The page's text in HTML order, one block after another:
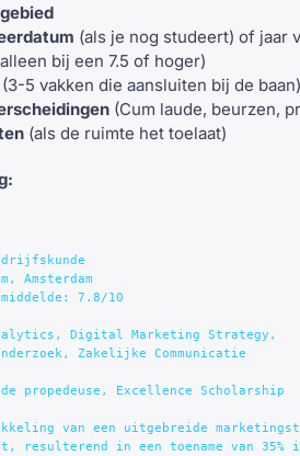
(als je nog studeert) of jaar
bij een 7.5 of hoger)
(3-5 vakken die aansluiten bij de baan)
(Cum laude, beurzen,
(als de ruimte het toelaat)
Amsterdam
7.8/10
Digital Marketing Strategy,
Zakelijke Communicatie
propedeuse, Excellence Scholarship
van een uitgebreide
resulterend in een toename van 35%